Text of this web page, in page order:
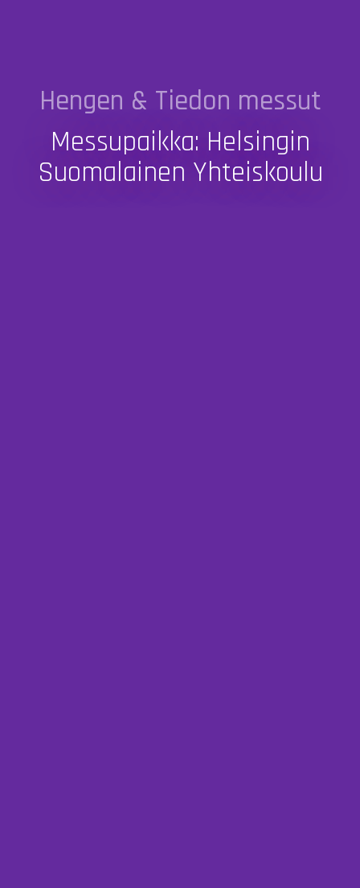
Hengen & Tiedon messut
Messupaikka: Helsingin
Suomalainen Yhteiskoulu